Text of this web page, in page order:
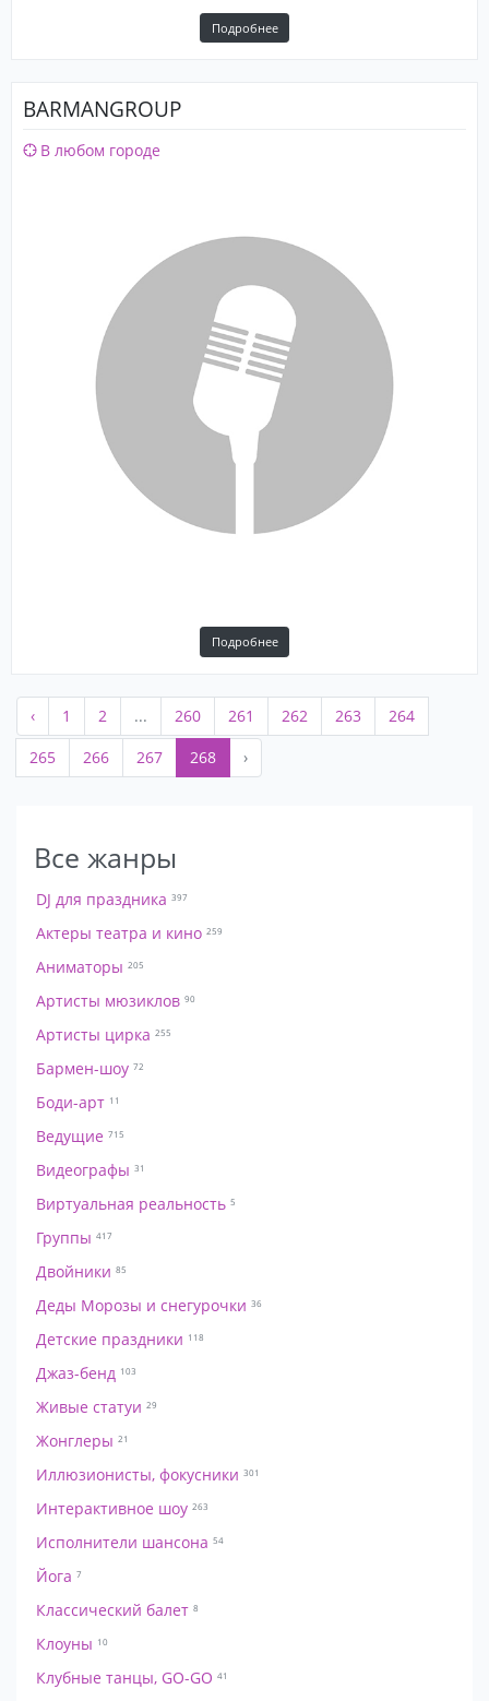
Подробнее
BARMANGROUP
В любом городе
Подробнее
‹ 1 2 ... 260 261 262 263
264
265
266 267 268 ›
Все жанры
DJ для праздника 397
Актеры театра и кино 259
Аниматоры 205
Артисты мюзиклов 90
Артисты цирка 255
Бармен-шоу 72
Боди-арт 11
Ведущие 715
Видеографы 31
Виртуальная реальность 5
Группы 417
Двойники 85
Деды Морозы и снегурочки 36
Детские праздники 118
Джаз-бенд 103
Живые статуи 29
Жонглеры 21
Иллюзионисты, фокусники 301
Интерактивное шоу 263
Исполнители шансона 54
Йога 7
Классический балет 8
Клоуны 10
Клубные танцы, GO-GO 41